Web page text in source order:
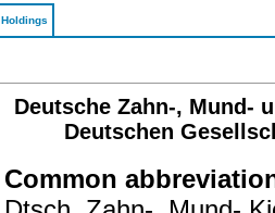
Holdings
Deutsche Zahn-, Mund-
Deutschen
Common